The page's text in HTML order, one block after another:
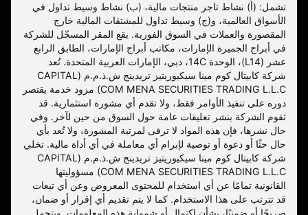
تشمل: (أ) نشاط تاجر منتجات مالية، (ب) نشاط وسيط تداول في
الأسواق العالمية، و(ج) وسيط تداول للمشتقات المالية خارج
المقصورة والعملات في السوق الفورية. يقع المقر المسجّل للشركة
في أبراج الجميرة الإمارات، مكاتب أبراج الإمارات، الطابق الرابع
عشر (L14)، الوحدة 14C، دبي، الإمارات العربية المتحدة. تُعد
شركة كابيتال كوم مينا سيكيوريتيز تريدينج ش.ذ.م.م (CAPITAL
COM MENA SECURITIES TRADING L.L.C) مزود خدمة يقتصر
دوره على تنفيذ الأوامر فقط، ولا تقدم أي مشورة استثمارية. قد
تقوم الشركة بنشر تعليقات عامة حول السوق من حين لآخر. وفي
حال نشرها، فإن هذه المواد لا ترقى لمرتبة المشورة، ولا تُعد بأي
حال حثًا أو دعوة أو توصية لإبرام أي معاملة في أي أداة مالية. تخلي
شركة كابيتال كوم مينا سيكيوريتيز تريدينج ش.ذ.م.م (CAPITAL
COM MENA SECURITIES TRADING L.L.C) مسؤوليتها
القانونية تمامًا عن أي استخدام للمحتوى المعروض وعن أي تبعات
قد تترتب على هذا الاستخدام. كما لا يتم تقديم أي إقرار أو ضمان،